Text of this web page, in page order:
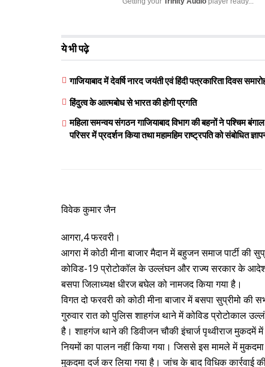
ये भी पढ़े
गाजियाबाद में देवर्षि नारद जयंती एवं हिंदी पत्रकारिता दिवस
हिंदुत्व के आत्मबोध से भारत की होगी प्रगति
महिला समन्वय संगठन गाजियाबाद विभाग की बहनों ने पश्चिम
परिसर में प्रदर्शन किया तथा महामहिम राष्ट्रपति को संबोधित
विवेक कुमार जैन
आगरा,4 फरवरी।
आगरा में कोठी मीना बाजार मैदान में बहुजन समाज पार्टी
कोविड-19 प्रोटोकॉल के उल्लंघन और राज्य सरकार के आदेश
बसपा जिलाध्यक्ष धीरज बघेल को नामजद किया गया है।
विगत दो फरवरी को कोठी मीना बाजार में बसपा सुप्रीमो
गुरुवार रात को पुलिस शाहगंज थाने में कोविड प्रोटोकाल
है। शाहगंज थाने की डिवीजन चौकी इंचार्ज पृथ्वीराज मुकदमें
नियमों का पालन नहीं किया गया। जिससे इस मामले में
मुकदमा दर्ज कर लिया गया है। जांच के बाद विधिक कार्रवाई